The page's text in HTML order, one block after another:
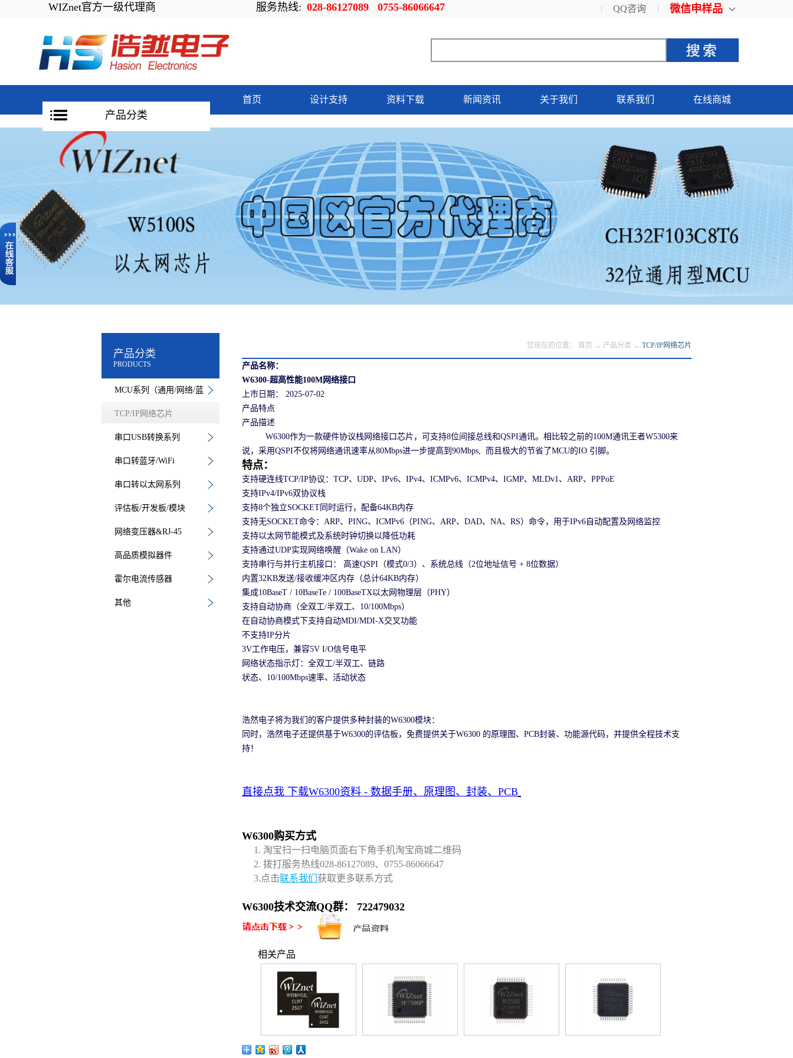
WIZnet官方一级代理商 服务热线: 028-86127089 0755-86066647 QQ咨询 微信申样品
产品分类
首页 设计支持 资料下载 新闻资讯 关于我们 联系我们 在线商城
产品分类
PRODUCTS
MCU系列（通用/网络/蓝
牙）
TCP/IP网络芯片
串口USB转换系列
串口转蓝牙/WiFi
串口转以太网系列
评估板/开发板/模块
网络变压器&RJ-45
高品质模拟器件
霍尔电流传感器
其他
您现在的位置： 首页 → 产品分类 → TCP/IP网络芯片
产品名称：
W6300-超高性能100M网络接口
上市日期： 2025-07-02
产品特点
产品描述
W6300作为一款硬件协议栈网络接口芯片，可支持8位间接总线和QSPI通讯。相比较之前的100M通讯王者W5300来
说，采用QSPI不仅将网络通讯速率从80Mbps进一步提高到90Mbps, 而且极大的节省了MCU的IO 引脚。
特点：
支持硬连线TCP/IP协议：TCP、UDP、IPv6、IPv4、ICMPv6、ICMPv4、IGMP、MLDv1、ARP、PPPoE
支持IPv4/IPv6双协议栈
支持8个独立SOCKET同时运行，配备64KB内存
支持无SOCKET命令：ARP、PING、ICMPv6（PING、ARP、DAD、NA、RS）命令，用于IPv6自动配置及网络监控
支持以太网节能模式及系统时钟切换以降低功耗
支持通过UDP实现网络唤醒（Wake on LAN）
支持串行与并行主机接口： 高速QSPI（模式0/3）、系统总线（2位地址信号 + 8位数据）
内置32KB发送/接收缓冲区内存（总计64KB内存）
集成10BaseT / 10BaseTe / 100BaseTX以太网物理层（PHY）
支持自动协商（全双工/半双工、10/100Mbps）
在自动协商模式下支持自动MDI/MDI-X交叉功能
不支持IP分片
3V工作电压，兼容5V I/O信号电平
网络状态指示灯：全双工/半双工、链路
状态、10/100Mbps速率、活动状态
浩然电子将为我们的客户提供多种封装的W6300模块：
同时，浩然电子还提供基于W6300的评估板，免费提供关于W6300 的原理图、PCB封装、功能源代码，并提供全程技术支
持！
直接点我 下载W6300资料 - 数据手册、原理图、封装、PCB
W6300购买方式
1. 淘宝扫一扫电脑页面右下角手机淘宝商城二维码
2. 拨打服务热线028-86127089、0755-86066647
3.点击联系我们 获取更多联系方式
W6300技术交流QQ群： 722479032
相关产品